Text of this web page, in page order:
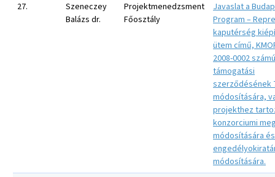
27.
Szeneczey
Balázs dr.
Projektmenedzsment
Főosztály
Javaslat a
Program –
kaputérség
ütem című,
2008-0002
támogatási
szerződésének
módosítására,
projekthez
konzorciumi
módosítására
módosítására.